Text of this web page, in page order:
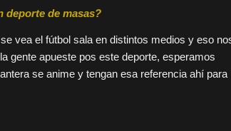
deporte de masas?
vea el fútbol sala en distintos medios y eso
gente apueste pos este deporte, esperamos
se anime y tengan esa referencia ahí para